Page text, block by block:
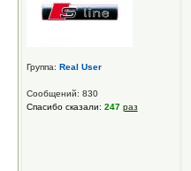
Группа: Real User
Сообщений: 830
Спасибо сказали: 247 раз